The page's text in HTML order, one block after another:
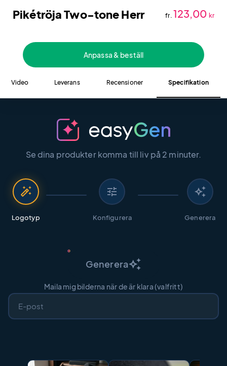
Pikétröja Two-tone Herr fr. 123,00 kr
Anpassa & beställ
Video Leverans Recensioner Specifikation
Se dina produkter komma till liv på 2 minuter.
auto_fix_high
Logotyp
tune
Konfigurera
auto_awesome
Generera
Genereraauto_awesome
Maila mig bilderna när de är klara (valfritt)